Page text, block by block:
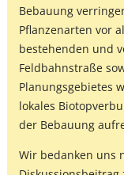
Bebauung
Pflanzenarten vor
bestehenden und
Feldbahnstraße
Planungsgebietes
lokales
der Bebauung
Wir bedanken uns